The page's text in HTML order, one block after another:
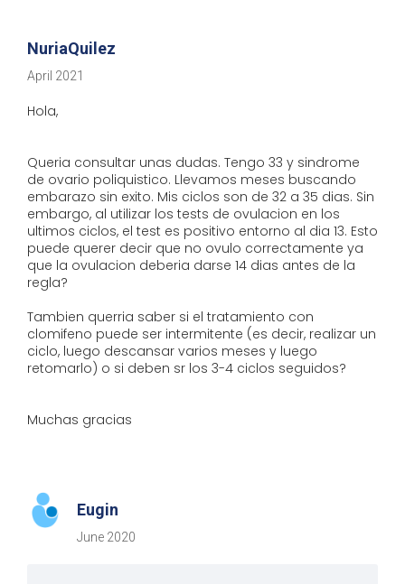
NuriaQuilez
April 2021
Hola,
Queria consultar unas dudas. Tengo 33 y sindrome
de ovario poliquistico. Llevamos meses buscando
embarazo sin exito. Mis ciclos son de 32 a 35 dias. Sin
embargo, al utilizar los tests de ovulacion en los
ultimos ciclos, el test es positivo entorno al dia 13. Esto
puede querer decir que no ovulo correctamente ya
que la ovulacion deberia darse 14 dias antes de la
regla?
Tambien querria saber si el tratamiento con
clomifeno puede ser intermitente (es decir, realizar un
ciclo, luego descansar varios meses y luego
retomarlo) o si deben sr los 3-4 ciclos seguidos?
Muchas gracias
Eugin
June 2020